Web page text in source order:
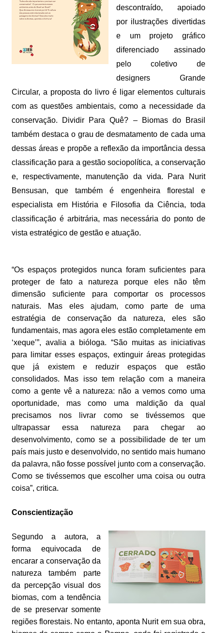
descontraído, apoiado
por ilustrações divertidas
e um projeto gráfico
diferenciado assinado
pelo coletivo de
designers Grande
Circular, a proposta do livro é ligar elementos culturais
com as questões ambientais, como a necessidade da
conservação. Dividir Para Quê? – Biomas do Brasil
também destaca o grau de desmatamento de cada uma
dessas áreas e propõe a reflexão da importância dessa
classificação para a gestão sociopolítica, a conservação
e, respectivamente, manutenção da vida. Para Nurit
Bensusan, que também é engenheira florestal e
especialista em História e Filosofia da Ciência, toda
classificação é arbitrária, mas necessária do ponto de
vista estratégico de gestão e atuação.
“Os espaços protegidos nunca foram suficientes para
proteger de fato a natureza porque eles não têm
dimensão suficiente para comportar os processos
naturais. Mas eles ajudam, como parte de uma
estratégia de conservação da natureza, eles são
fundamentais, mas agora eles estão completamente em
‘xeque’”, avalia a bióloga. “São muitas as iniciativas
para limitar esses espaços, extinguir áreas protegidas
que já existem e reduzir espaços que estão
consolidados. Mas isso tem relação com a maneira
como a gente vê a natureza: não a vemos como uma
oportunidade, mas como uma maldição da qual
precisamos nos livrar como se tivéssemos que
ultrapassar essa natureza para chegar ao
desenvolvimento, como se a possibilidade de ter um
país mais justo e desenvolvido, no sentido mais humano
da palavra, não fosse possível junto com a conservação.
Como se tivéssemos que escolher uma coisa ou outra
coisa”, critica.
Conscientização
Segundo a autora, a
forma equivocada de
encarar a conservação da
natureza também parte
da percepção visual dos
biomas, com a tendência
de se preservar somente
regiões florestais. No entanto, aponta Nurit em sua obra,